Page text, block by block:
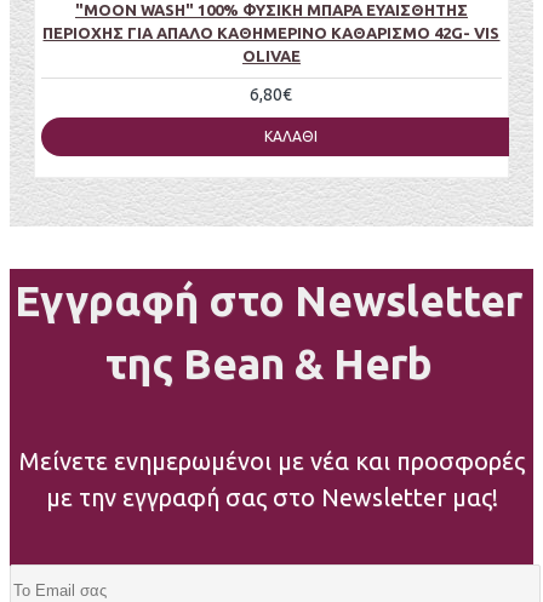
"MOON WASH" 100% ΦΥΣΙΚΉ ΜΠΆΡΑ ΕΥΑΊΣΘΗΤΗΣ
ΠΕΡΙΟΧΉΣ ΓΙΑ ΑΠΑΛΌ ΚΑΘΗΜΕΡΙΝΌ ΚΑΘΑΡΙΣΜΌ 42G- VIS
OLIVAE
6,80€
ΚΑΛΆΘΙ
Εγγραφή στο Newsletter
της Bean & Herb
Μείνετε ενημερωμένοι με νέα και προσφορές
με την εγγραφή σας στο Newsletter μας!